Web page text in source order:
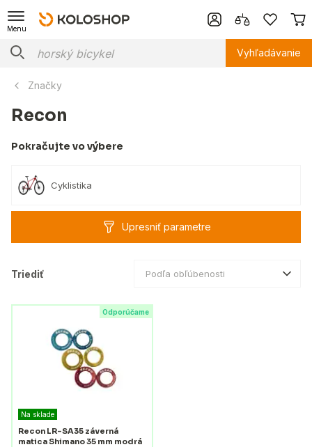
Menu
Vyhľadávanie
Značky
Recon
Pokračujte vo výbere
Cyklistika
Upresniť parametre
Triediť Podľa obľúbenosti
Odporúčame
Na sklade
Recon LR-SA35 záverná
matica Shimano 35 mm modrá